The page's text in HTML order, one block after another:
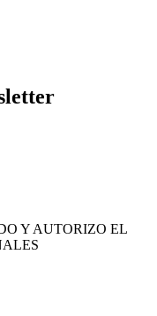
Y AUTORIZO EL